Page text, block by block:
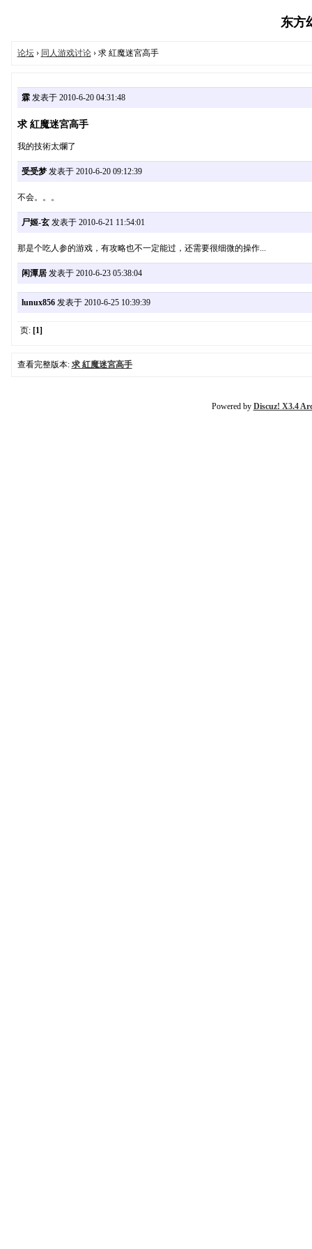
东方
论坛› 同人游戏讨论› 求 紅魔迷宮高手
霖发表于 2010-6-20 04:31:48
求 紅魔迷宮高手
我的技術太爛了
受受梦发表于 2010-6-20 09:12:39
不会。。。
尸姬-玄发表于 2010-6-21 11:54:01
那是个吃人参的游戏，有攻略也不一定能过，还需要很细微的操作...
闲潭居发表于 2010-6-23 05:38:04
lunux856发表于 2010-6-25 10:39:39
页: [1]
查看完整版本: 求 紅魔迷宮高手
Powered by Discuz! X3.4